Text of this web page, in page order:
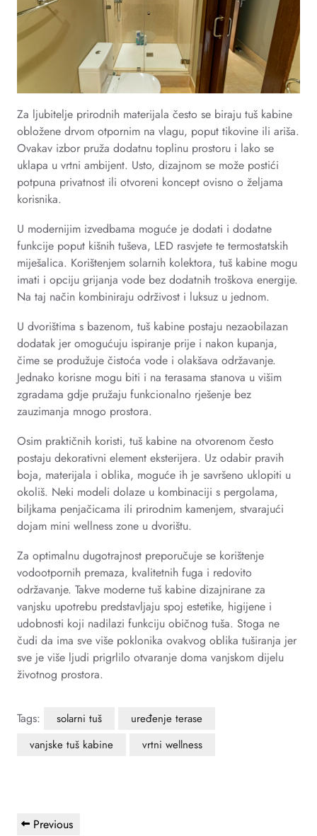
Za ljubitelje prirodnih materijala često se biraju tuš kabine
obložene drvom otpornim na vlagu, poput tikovine ili ariša.
Ovakav izbor pruža dodatnu toplinu prostoru i lako se
uklapa u vrtni ambijent. Usto, dizajnom se može postići
potpuna privatnost ili otvoreni koncept ovisno o željama
korisnika.
U modernijim izvedbama moguće je dodati i dodatne
funkcije poput kišnih tuševa, LED rasvjete te termostatskih
miješalica. Korištenjem solarnih kolektora, tuš kabine mogu
imati i opciju grijanja vode bez dodatnih troškova energije.
Na taj način kombiniraju održivost i luksuz u jednom.
U dvorištima s bazenom, tuš kabine postaju nezaobilazan
dodatak jer omogućuju ispiranje prije i nakon kupanja,
čime se produžuje čistoća vode i olakšava održavanje.
Jednako korisne mogu biti i na terasama stanova u višim
zgradama gdje pružaju funkcionalno rješenje bez
zauzimanja mnogo prostora.
Osim praktičnih koristi, tuš kabine na otvorenom često
postaju dekorativni element eksterijera. Uz odabir pravih
boja, materijala i oblika, moguće ih je savršeno uklopiti u
okoliš. Neki modeli dolaze u kombinaciji s pergolama,
biljkama penjačicama ili prirodnim kamenjem, stvarajući
dojam mini wellness zone u dvorištu.
Za optimalnu dugotrajnost preporučuje se korištenje
vodootpornih premaza, kvalitetnih fuga i redovito
održavanje. Takve moderne tuš kabine dizajnirane za
vanjsku upotrebu predstavljaju spoj estetike, higijene i
udobnosti koji nadilazi funkciju običnog tuša. Stoga ne
čudi da ima sve više poklonika ovakvog oblika tuširanja jer
sve je više ljudi prigrlilo otvaranje doma vanjskom dijelu
životnog prostora.
Tags: solarni tuš
uređenje terase
vanjske tuš kabine
vrtni wellness
Navigacija
Previous
Previous